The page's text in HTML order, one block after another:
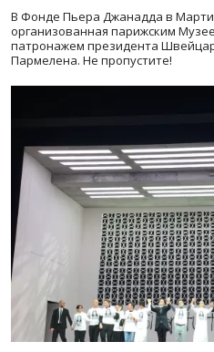
В Фонде Пьера Джанадда в
организованная парижским
патронажем президента
Пармелена. Не пропустите!